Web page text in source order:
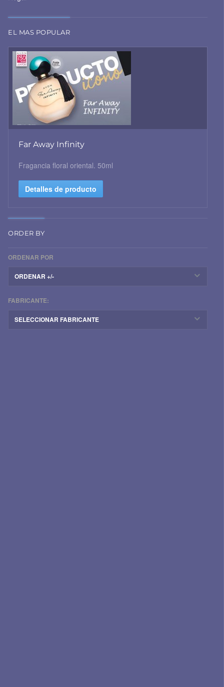
EL MAS POPULAR
Far Away Infinity
Fragancia floral oriental. 50ml
Detalles de producto
ORDER BY
ORDENAR POR
ORDENAR +/-
FABRICANTE:
SELECCIONAR FABRICANTE